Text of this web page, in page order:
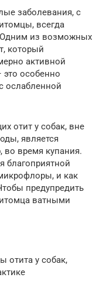
заболевания, с
всегда
из возможных
который
активной
особенно
ослабленной
отит у собак, вне
является
во время купания.
благоприятной
и как
предупредить
ватными
отита у собак,